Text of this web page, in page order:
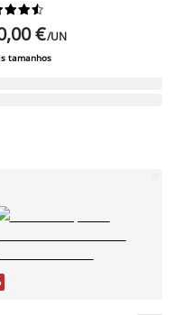




€/UN
tamanhos